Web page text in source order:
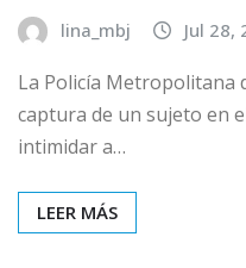
lina_mbj Jul 28,
La Policía Metropolitana
captura de un sujeto en
intimidar a…
LEER MÁS